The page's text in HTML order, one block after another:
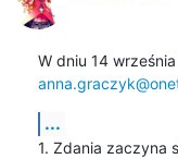
...
1. Zdania zaczyna